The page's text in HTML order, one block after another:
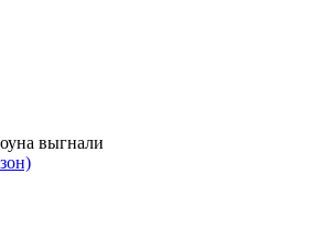
выгнали